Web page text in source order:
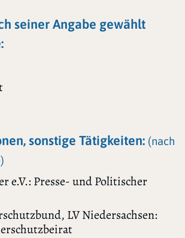
seiner Angabe gewählt
sonstige Tätigkeiten: (nach
e.V.: Presse- und Politischer
LV Niedersachsen: